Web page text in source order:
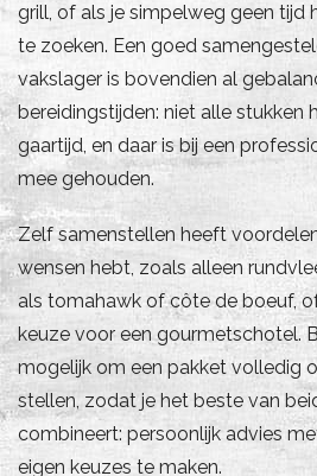
grill, of als je simpelweg geen tijd
te zoeken. Een goed
vakslager is bovendien al
bereidingstijden: niet alle stukken
gaartijd, en daar is bij een
mee gehouden.
Zelf samenstellen heeft
wensen hebt, zoals alleen
als tomahawk of côte de boeuf,
keuze voor een gourmetschotel.
mogelijk om een pakket volledig
stellen, zodat je het beste van
combineert: persoonlijk advies
eigen keuzes te maken.